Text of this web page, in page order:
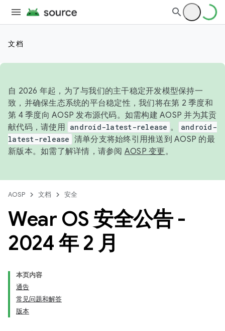
文档
自 2026 年起，为了与我们的主干稳定开发模型保持一
致，并确保生态系统的平台稳定性，我们将在第 2 季度和
第 4 季度向 AOSP 发布源代码。如需构建 AOSP 并为其贡
献代码，请使用 android-latest-release 。
android-
latest-release 清单分支将始终引用推送到 AOSP 的最
新版本。如需了解详情，请参阅 AOSP 变更。
AOSP 文档 安全
Wear OS 安全公告 -
2024 年 2 月
本页内容
通告
常见问题和解答
版本